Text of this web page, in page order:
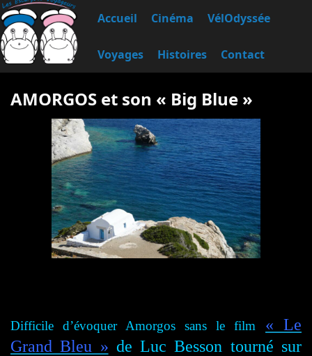
Accueil Cinéma VélOdyssée
Voyages Histoires Contact
AMORGOS et son « Big Blue »
Difficile d’évoquer Amorgos sans le film
« Le
Grand Bleu » de Luc Besson tourné sur